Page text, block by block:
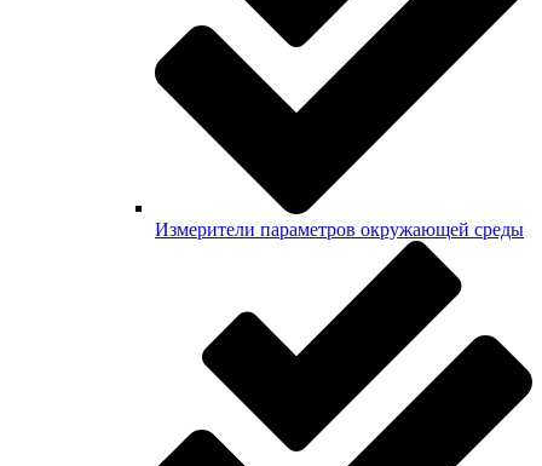
Измерители параметров окружающей среды